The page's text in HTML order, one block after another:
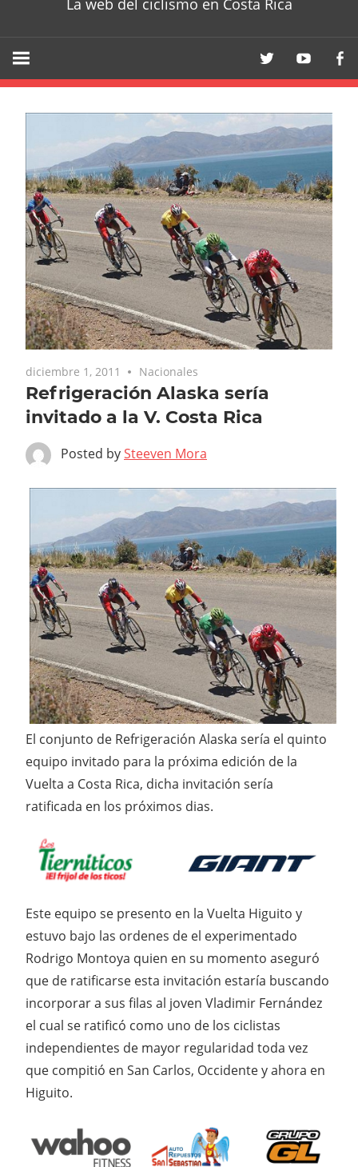
La web del ciclismo en Costa Rica
diciembre 1, 2011 Nacionales
Refrigeración Alaska sería
invitado a la V. Costa Rica
Posted bySteeven Mora
El conjunto de Refrigeración Alaska sería el quinto
equipo invitado para la próxima edición de la
Vuelta a Costa Rica, dicha invitación sería
ratificada en los próximos dias.
Este equipo se presento en la Vuelta Higuito y
estuvo bajo las ordenes de el experimentado
Rodrigo Montoya quien en su momento aseguró
que de ratificarse esta invitación estaría buscando
incorporar a sus filas al joven Vladimir Fernández
el cual se ratificó como uno de los ciclistas
independientes de mayor regularidad toda vez
que compitió en San Carlos, Occidente y ahora en
Higuito.